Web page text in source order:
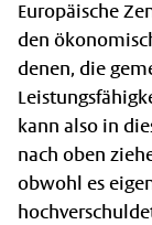
Europäische
den
denen, die
kann also in
nach oben
obwohl es